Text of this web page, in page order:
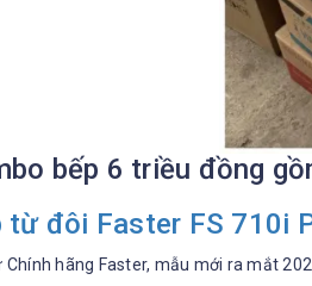
bếp 6 triều đồng
từ đôi Faster FS 710i
Chính hãng Faster, mẫu mới ra mắt